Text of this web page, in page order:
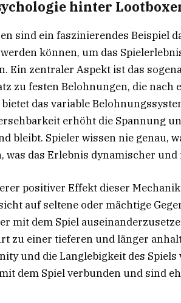
hinter
sind ein faszinierendes Beispiel
können, um das
Ein zentraler Aspekt ist das
zu festen Belohnungen, die
das variable
erhöht die Spannung
bleibt. Spieler wissen nie genau,
was das Erlebnis dynamischer
positiver Effekt dieser
auf seltene oder mächtige
mit dem Spiel
zu einer tieferen und länger
und die Langlebigkeit des
dem Spiel verbunden und sind